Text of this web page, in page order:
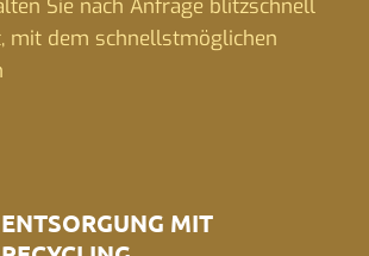
Sie nach Anfrage blitzschnell
mit dem schnellstmöglichen
ENTSORGUNG MIT